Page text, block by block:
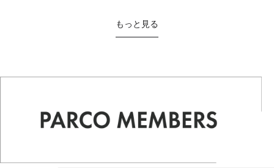
もっと見る